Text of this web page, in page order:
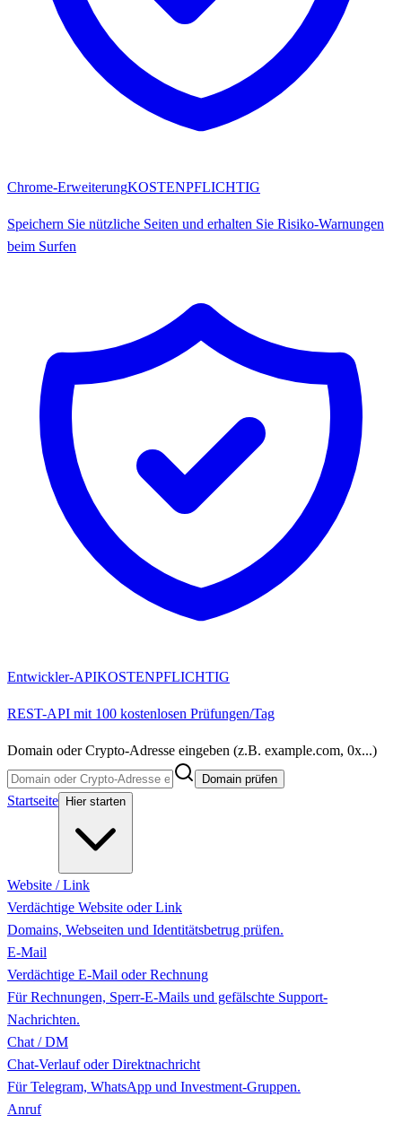
Chrome-ErweiterungKOSTENPFLICHTIG
Speichern Sie nützliche Seiten und erhalten Sie Risiko-Warnungen
beim Surfen
Entwickler-APIKOSTENPFLICHTIG
REST-API mit 100 kostenlosen Prüfungen/Tag
Domain oder Crypto-Adresse eingeben (z.B. example.com, 0x...)
Domain prüfen
Startseite Hier starten
Website / Link
Verdächtige Website oder Link
Domains, Webseiten und Identitätsbetrug prüfen.
E-Mail
Verdächtige E-Mail oder Rechnung
Für Rechnungen, Sperr-E-Mails und gefälschte Support-
Nachrichten.
Chat / DM
Chat-Verlauf oder Direktnachricht
Für Telegram, WhatsApp und Investment-Gruppen.
Anruf